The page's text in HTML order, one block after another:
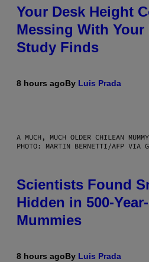
Your Desk Height
Messing With Your
Study Finds
8 hours agoBy Luis Prada
A MUCH, MUCH OLDER CHILEAN
PHOTO: MARTIN BERNETTI/AFP VIA
Scientists Found
Hidden in 500-
Mummies
8 hours agoBy Luis Prada